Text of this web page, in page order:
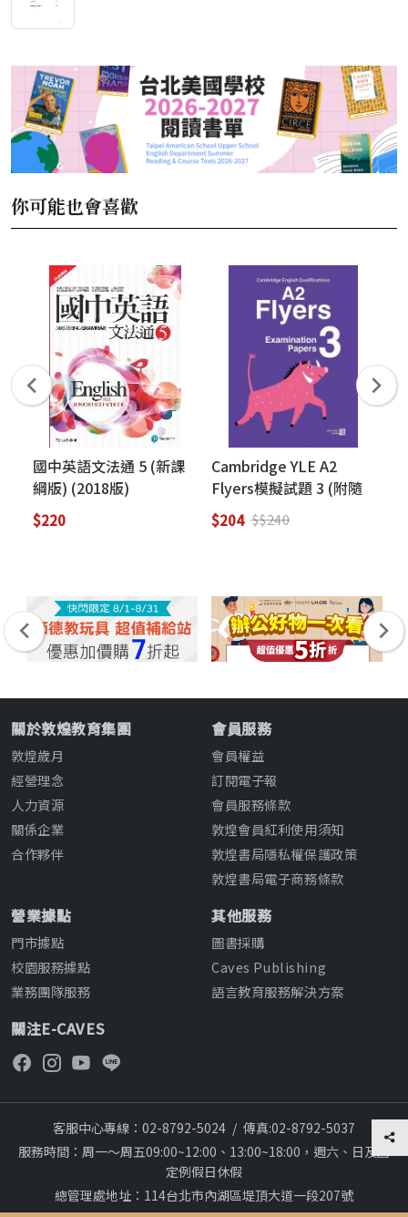
你可能也會喜歡
國中英語文法通 5 (新課
綱版) (2018版)
$220
Cambridge YLE A2
Flyers模擬試題 3 (附隨
掃隨聽QR CODE音檔)
(A2 Flyers)
$204 $$240
關於敦煌教育集團
敦煌歲月
經營理念
人力資源
關係企業
合作夥伴
會員服務
會員權益
訂閱電子報
會員服務條款
敦煌會員紅利使用須知
敦煌書局隱私權保護政策
敦煌書局電子商務條款
營業據點
門市據點
校園服務據點
業務團隊服務
其他服務
圖書採購
Caves Publishing
語言教育服務解決方案
關注E-CAVES
客服中心專線：02-8792-5024 / 傳真:02-8792-5037
服務時間：周一～周五09:00~12:00、13:00~18:00，週六、日及國
定例假日休假
總管理處地址：114台北市內湖區堤頂大道一段207號